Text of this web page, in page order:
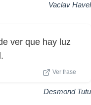
Vaclav Havel
ver que hay luz
Ver frase
Desmond Tutu